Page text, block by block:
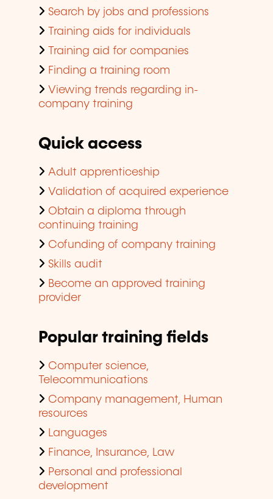
Search by jobs and professions
Training aids for individuals
Training aid for companies
Finding a training room
Viewing trends regarding in-
company training
Quick access
Adult apprenticeship
Validation of acquired experience
Obtain a diploma through
continuing training
Cofunding of company training
Skills audit
Become an approved training
provider
Popular training fields
Computer science,
Telecommunications
Company management, Human
resources
Languages
Finance, Insurance, Law
Personal and professional
development